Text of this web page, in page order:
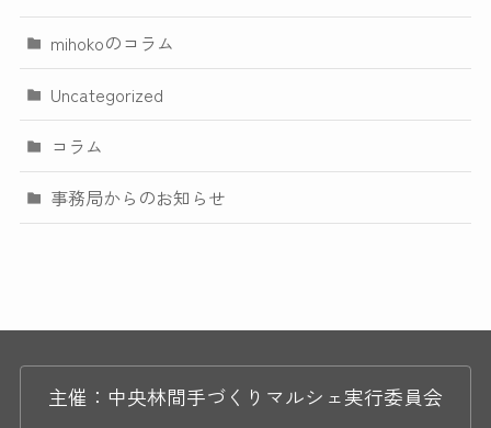
mihokoのコラム
Uncategorized
コラム
事務局からのお知らせ
主催：中央林間手づくりマルシェ実行委員会